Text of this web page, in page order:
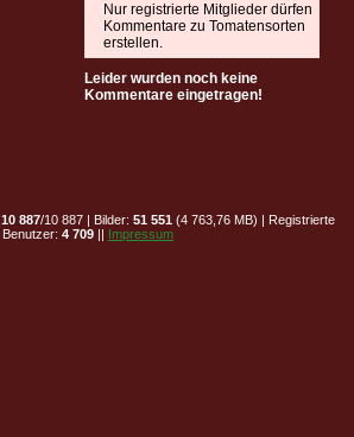
Nur registrierte Mitglieder dürfen
Kommentare zu Tomatensorten
erstellen.
Leider wurden noch keine
Kommentare eingetragen!
10 887/10 887 | Bilder: 51 551 (4 763,76 MB) | Registrierte
Benutzer: 4 709 || Impressum